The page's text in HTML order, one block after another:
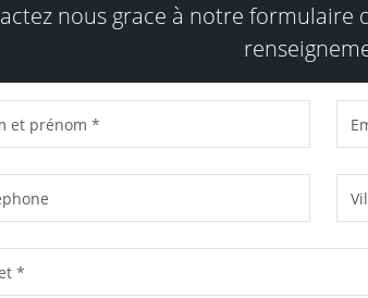
nous grace à notre